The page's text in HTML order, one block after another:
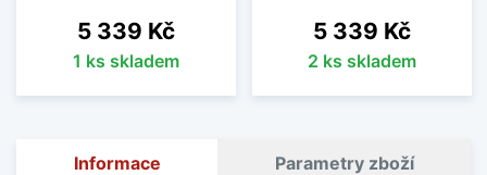
Cena
5 339 Kč
1 ks skladem
Cena
5 339 Kč
2 ks skladem
Informace Parametry zboží